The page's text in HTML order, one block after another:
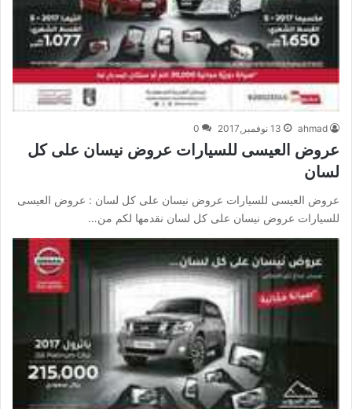
ahmad 13 نوفمبر,2017 0
عروض العيسى للسيارات عروض نيسان على كل
لسان
عروض العيسى للسيارات عروض نيسان على كل لسان : عروض العيسى
للسيارات عروض نيسان على كل لسان نقدمها لكم من…